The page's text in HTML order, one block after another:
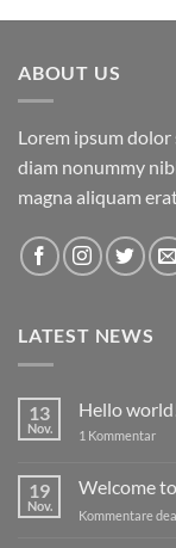
ABOUT US
Lorem ipsum
diam nonummy
magna aliquam
LATEST NEWS
13
Nov.
Hello
1 Kommentarzu
19
Nov.
Welcome
Kommentare